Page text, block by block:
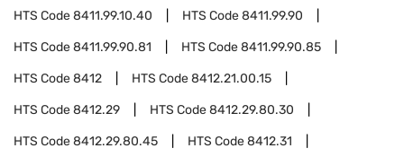
HTS Code8411.99.10.40 HTS Code8411.99.90
HTS Code8411.99.90.81 HTS Code8411.99.90.85
HTS Code8412 HTS Code8412.21.00.15
HTS Code8412.29 HTS Code8412.29.80.30
HTS Code8412.29.80.45 HTS Code8412.31